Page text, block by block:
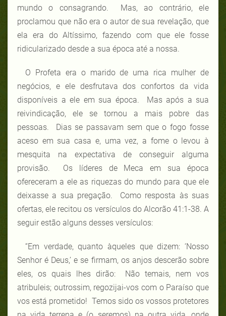
mundo o consagrando. Mas, ao contrário, ele
proclamou que não era o autor de sua revelação, que
ela era do Altíssimo, fazendo com que ele fosse
ridicularizado desde a sua época até a nossa.
O Profeta era o marido de uma rica mulher de
negócios, e ele desfrutava dos confortos da vida
disponíveis a ele em sua época. Mas após a sua
reivindicação, ele se tornou a mais pobre das
pessoas. Dias se passavam sem que o fogo fosse
aceso em sua casa e, uma vez, a fome o levou à
mesquita na expectativa de conseguir alguma
provisão. Os líderes de Meca em sua época
ofereceram a ele as riquezas do mundo para que ele
deixasse a sua pregação. Como resposta às suas
ofertas, ele recitou os versículos do Alcorão 41:1-38. A
seguir estão alguns desses versículos:
“Em verdade, quanto àqueles que dizem: ‘Nosso
Senhor é Deus,’ e se firmam, os anjos descerão sobre
eles, os quais lhes dirão: Não temais, nem vos
atribuleis; outrossim, regozijai-vos com o Paraíso que
vos está prometido! Temos sido os vossos protetores